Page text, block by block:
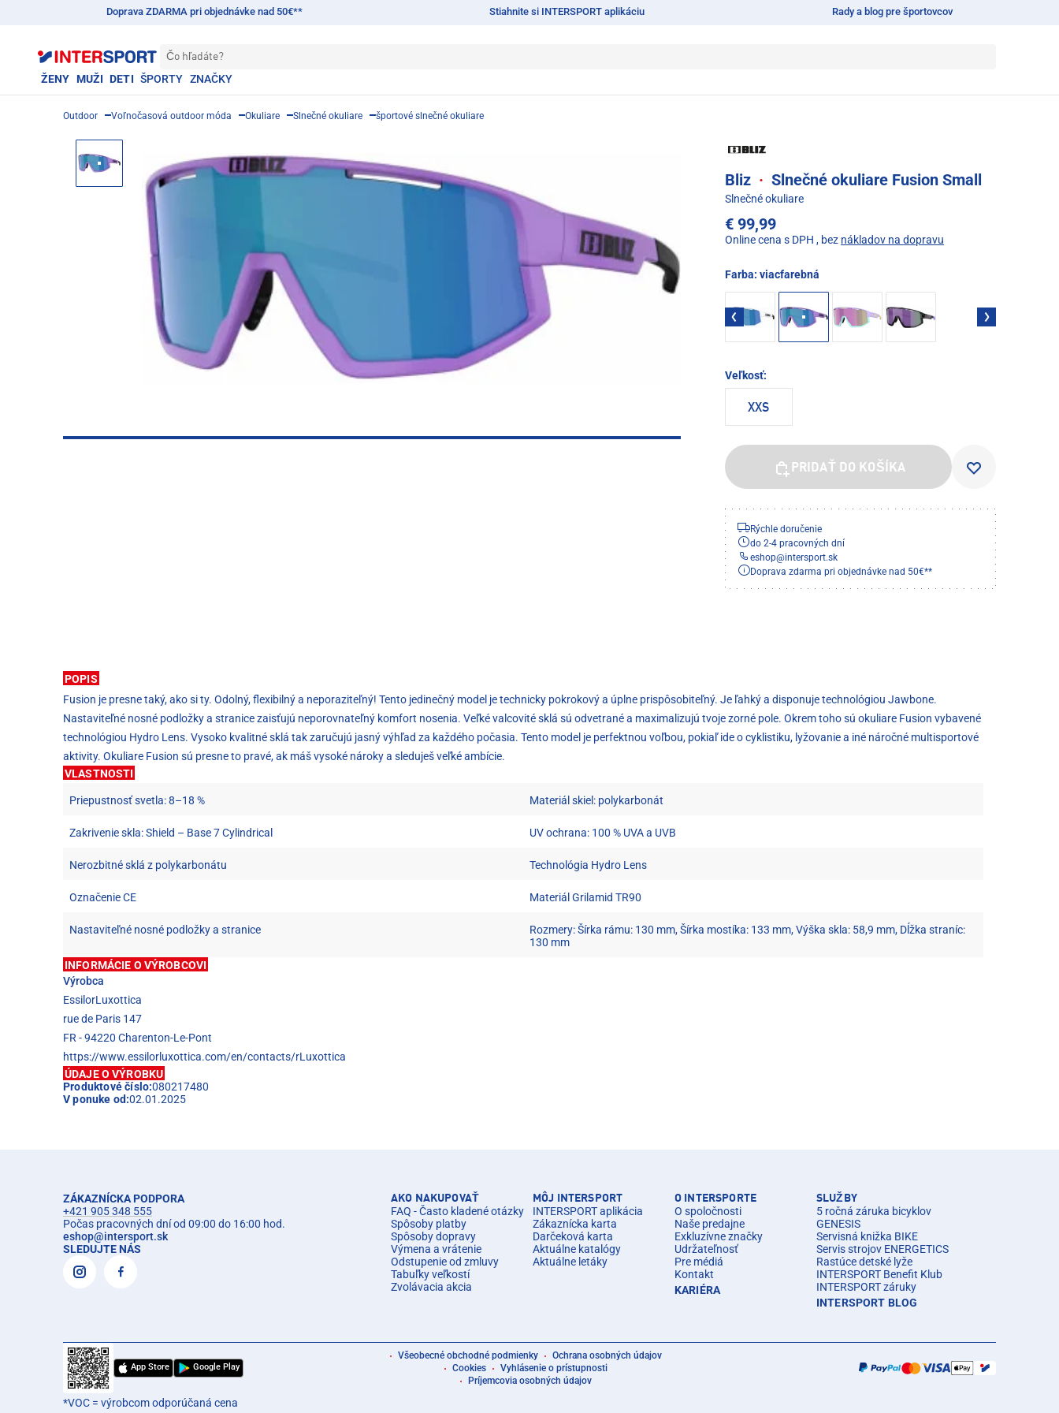
Doprava ZDARMA pri objednávke nad 50€** Stiahnite si INTERSPORT aplikáciu Rady a blog pre športovcov
Čo hľadáte?
ŽENY MUŽI DETI ŠPORTY ZNAČKY
Outdoor Voľnočasová outdoor móda Okuliare Slnečné okuliare športové slnečné okuliare
Bliz · Slnečné okuliare Fusion Small
Slnečné okuliare
€ 99,99
Online cena s DPH , bez nákladov na dopravu
Farba: viacfarebná
Veľkosť:
XXS
PRIDAŤ DO KOŠÍKA
Rýchle doručenie
do 2-4 pracovných dní
eshop@intersport.sk
Doprava zdarma pri objednávke nad 50€**
POPIS
Fusion je presne taký, ako si ty. Odolný, flexibilný a neporaziteľný! Tento jedinečný model je technicky pokrokový a úplne prispôsobiteľný. Je ľahký a disponuje technológiou Jawbone.
Nastaviteľné nosné podložky a stranice zaisťujú neporovnateľný komfort nosenia. Veľké valcovité sklá sú odvetrané a maximalizujú tvoje zorné pole. Okrem toho sú okuliare Fusion vybavené
technológiou Hydro Lens. Vysoko kvalitné sklá tak zaručujú jasný výhľad za každého počasia. Tento model je perfektnou voľbou, pokiaľ ide o cyklistiku, lyžovanie a iné náročné multisportové
aktivity. Okuliare Fusion sú presne to pravé, ak máš vysoké nároky a sleduješ veľké ambície.
VLASTNOSTI
Priepustnosť svetla: 8–18 % Materiál skiel: polykarbonát
Zakrivenie skla: Shield – Base 7 Cylindrical UV ochrana: 100 % UVA a UVB
Nerozbitné sklá z polykarbonátu Technológia Hydro Lens
Označenie CE Materiál Grilamid TR90
Nastaviteľné nosné podložky a stranice
Rozmery: Šírka rámu: 130 mm, Šírka mostíka: 133 mm, Výška skla: 58,9 mm, Dĺžka straníc:
130 mm
INFORMÁCIE O VÝROBCOVI
Výrobca
EssilorLuxottica
rue de Paris 147
FR - 94220 Charenton-Le-Pont
https://www.essilorluxottica.com/en/contacts/rLuxottica
ÚDAJE O VÝROBKU
Produktové číslo:080217480
V ponuke od:02.01.2025
ZÁKAZNÍCKA PODPORA
+421 905 348 555
Počas pracovných dní od 09:00 do 16:00 hod.
eshop@intersport.sk
SLEDUJTE NÁS
AKO NAKUPOVAŤ
FAQ - Často kladené otázky
Spôsoby platby
Spôsoby dopravy
Výmena a vrátenie
Odstupenie od zmluvy
Tabuľky veľkostí
Zvolávacia akcia
MÔJ INTERSPORT
INTERSPORT aplikácia
Zákaznícka karta
Darčeková karta
Aktuálne katalógy
Aktuálne letáky
O INTERSPORTE
O spoločnosti
Naše predajne
Exkluzívne značky
Udržateľnosť
Pre médiá
Kontakt
KARIÉRA
SLUŽBY
5 ročná záruka bicyklov
GENESIS
Servisná knižka BIKE
Servis strojov ENERGETICS
Rastúce detské lyže
INTERSPORT Benefit Klub
INTERSPORT záruky
INTERSPORT BLOG
App Store Google Play
Všeobecné obchodné podmienky
Ochrana osobných údajov
Cookies
Vyhlásenie o prístupnosti
Príjemcovia osobných údajov
*VOC = výrobcom odporúčaná cena